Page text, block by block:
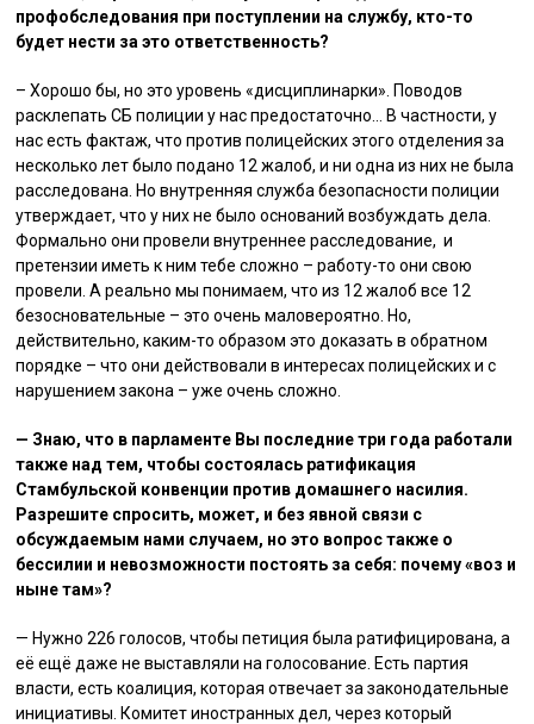
профобследования при поступлении на службу, кто-то
будет нести за это ответственность?
– Хорошо бы, но это уровень «дисциплинарки». Поводов
расклепать СБ полиции у нас предостаточно… В частности, у
нас есть фактаж, что против полицейских этого отделения за
несколько лет было подано 12 жалоб, и ни одна из них не была
расследована. Но внутренняя служба безопасности полиции
утверждает, что у них не было оснований возбуждать дела.
Формально они провели внутреннее расследование, и
претензии иметь к ним тебе сложно – работу-то они свою
провели. А реально мы понимаем, что из 12 жалоб все 12
безосновательные – это очень маловероятно. Но,
действительно, каким-то образом это доказать в обратном
порядке – что они действовали в интересах полицейских и с
нарушением закона – уже очень сложно.
— Знаю, что в парламенте Вы последние три года работали
также над тем, чтобы состоялась ратификация
Стамбульской конвенции против домашнего насилия.
Разрешите спросить, может, и без явной связи с
обсуждаемым нами случаем, но это вопрос также о
бессилии и невозможности постоять за себя: почему «воз и
ныне там»?
— Нужно 226 голосов, чтобы петиция была ратифицирована, а
её ещё даже не выставляли на голосование. Есть партия
власти, есть коалиция, которая отвечает за законодательные
инициативы. Комитет иностранных дел, через который